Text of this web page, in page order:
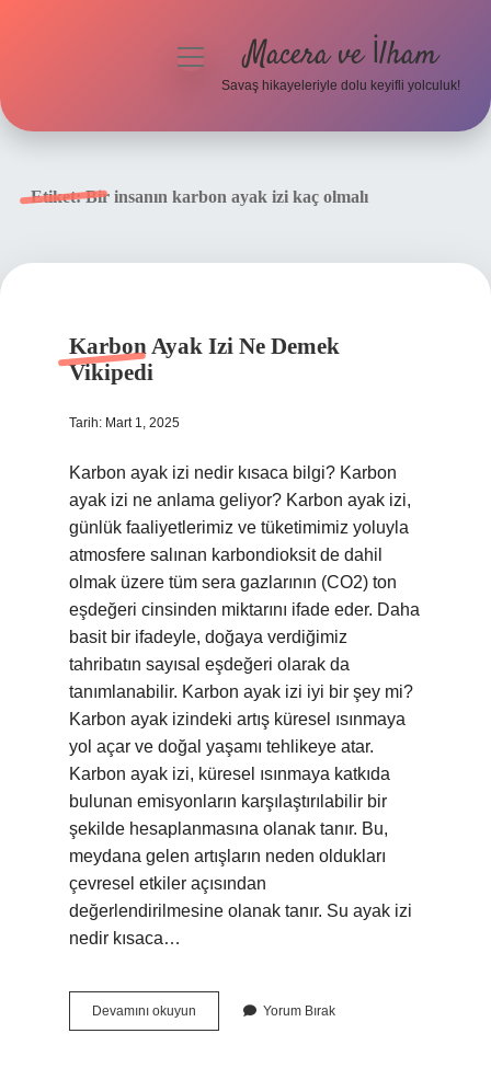
menüyüMacera ve İlham
Savaş hikayeleriyle dolu keyifli yolculuk!
Etiket:Bir insanın karbon ayak izi kaç olmalı
Karbon Ayak Izi Ne Demek
Vikipedi
Tarih: Mart 1, 2025
Karbon ayak izi nedir kısaca bilgi? Karbon
ayak izi ne anlama geliyor? Karbon ayak izi,
günlük faaliyetlerimiz ve tüketimimiz yoluyla
atmosfere salınan karbondioksit de dahil
olmak üzere tüm sera gazlarının (CO2) ton
eşdeğeri cinsinden miktarını ifade eder. Daha
basit bir ifadeyle, doğaya verdiğimiz
tahribatın sayısal eşdeğeri olarak da
tanımlanabilir. Karbon ayak izi iyi bir şey mi?
Karbon ayak izindeki artış küresel ısınmaya
yol açar ve doğal yaşamı tehlikeye atar.
Karbon ayak izi, küresel ısınmaya katkıda
bulunan emisyonların karşılaştırılabilir bir
şekilde hesaplanmasına olanak tanır. Bu,
meydana gelen artışların neden oldukları
çevresel etkiler açısından
değerlendirilmesine olanak tanır. Su ayak izi
nedir kısaca…
Devamını okuyun
Ayak
Yorum Bırak